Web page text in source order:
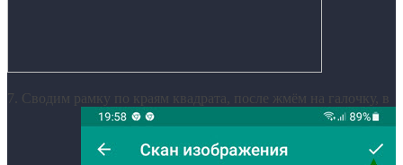
7. Сводим рамку по краям квадрата, после жмём на галочку, в